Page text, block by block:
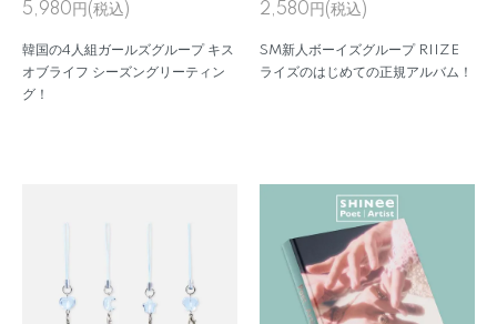
5,980円(税込)
韓国の4人組ガールズグループ キス
オブライフ シーズングリーティン
グ！
2,580円(税込)
SM新人ボーイズグループ RIIZE
ライズのはじめての正規アルバム！